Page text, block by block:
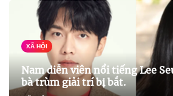
XÃ HỘI
Nam diễn viên nổi tiếng Lee
bà trùm giải trí bị bắt.